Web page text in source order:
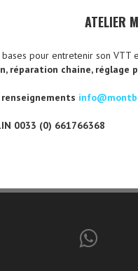
ATELIER
pour entretenir son VTT
réparation chaine,
0033 (0) 661766368